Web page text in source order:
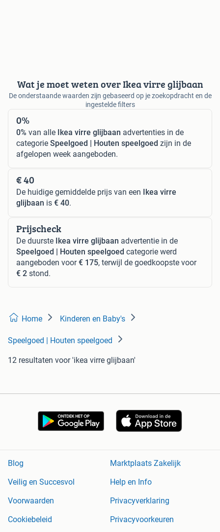
Wat je moet weten over Ikea virre glijbaan
De onderstaande waarden zijn gebaseerd op je zoekopdracht en de
ingestelde filters
0%
0% van alle Ikea virre glijbaan advertenties in de
categorie Speelgoed | Houten speelgoed zijn in de
afgelopen week aangeboden.
€ 40
De huidige gemiddelde prijs van een Ikea virre
glijbaan is € 40.
Prijscheck
De duurste Ikea virre glijbaan advertentie in de
Speelgoed | Houten speelgoed categorie werd
aangeboden voor€ 175, terwijl de goedkoopste voor
€ 2 stond.
Home Kinderen en Baby's
Speelgoed | Houten speelgoed
12 resultaten voor 'ikea virre glijbaan'
Blog
Marktplaats Zakelijk
Veilig en Succesvol
Help en Info
Voorwaarden
Privacyverklaring
Cookiebeleid
Privacyvoorkeuren